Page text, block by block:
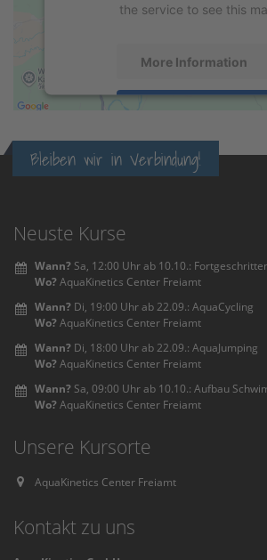
the service to see this
More Information
powered byUsercentrics
Management Platform&
Bleiben wir in Verbindung!
Neuste Kurse
Wann? Sa, 12:00 Uhr ab 10.10.:
Wo?AquaKinetics Center Freiamt
Wann? Di, 19:00 Uhr ab 22.09.: AquaCycling
Wo?AquaKinetics Center Freiamt
Wann? Di, 18:00 Uhr ab 22.09.: AquaJumping
Wo?AquaKinetics Center Freiamt
Wann? Sa, 09:00 Uhr ab 10.10.: Aufbau
Wo?AquaKinetics Center Freiamt
Unsere Kursorte
AquaKinetics Center Freiamt
Kontakt zu uns